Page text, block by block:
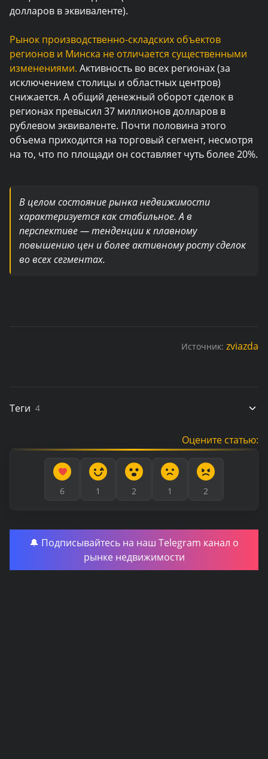
долларов в эквиваленте).
Рынок производственно-складских объектов
регионов и Минска не отличается существенными
изменениями. Активность во всех регионах (за
исключением столицы и областных центров)
снижается. А общий денежный оборот сделок в
регионах превысил 37 миллионов долларов в
рублевом эквиваленте. Почти половина этого
объема приходится на торговый сегмент, несмотря
на то, что по площади он составляет чуть более 20%.
В целом состояние рынка недвижимости
характеризуется как стабильное. А в
перспективе — тенденции к плавному
повышению цен и более активному росту сделок
во всех сегментах.
Источник: zviazda
Теги 4
Оцените статью:
6 1 2 1 2
🔔 Подписывайтесь на наш Telegram канал о
рынке недвижимости